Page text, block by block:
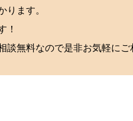
ります。
！
無料なので是非お気軽にご